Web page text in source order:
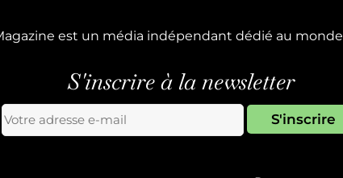
est un média indépendant dédié au
S'inscrire à la newsletter